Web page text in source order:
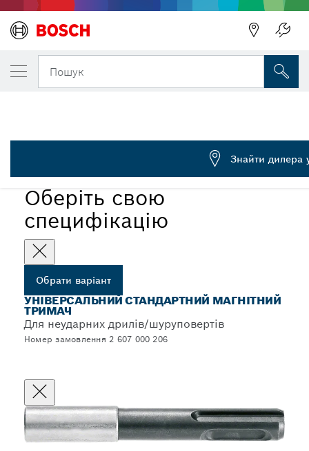
Пошук
Оберіть свою
специфікацію
Обрати варіант
УНІВЕРСАЛЬНИЙ СТАНДАРТНИЙ МАГНІТНИЙ
ТРИМАЧ
Для неударних дрилів/шуруповертів
Номер замовлення 2 607 000 206
ОБРАНИЙ ВАРІАНТ
Універсальні тримачі
2 607 000 206
Знайти дилера